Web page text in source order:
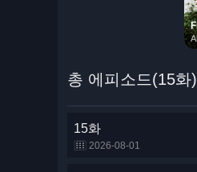
총 에피소드(15화)
15화
2026-08-01